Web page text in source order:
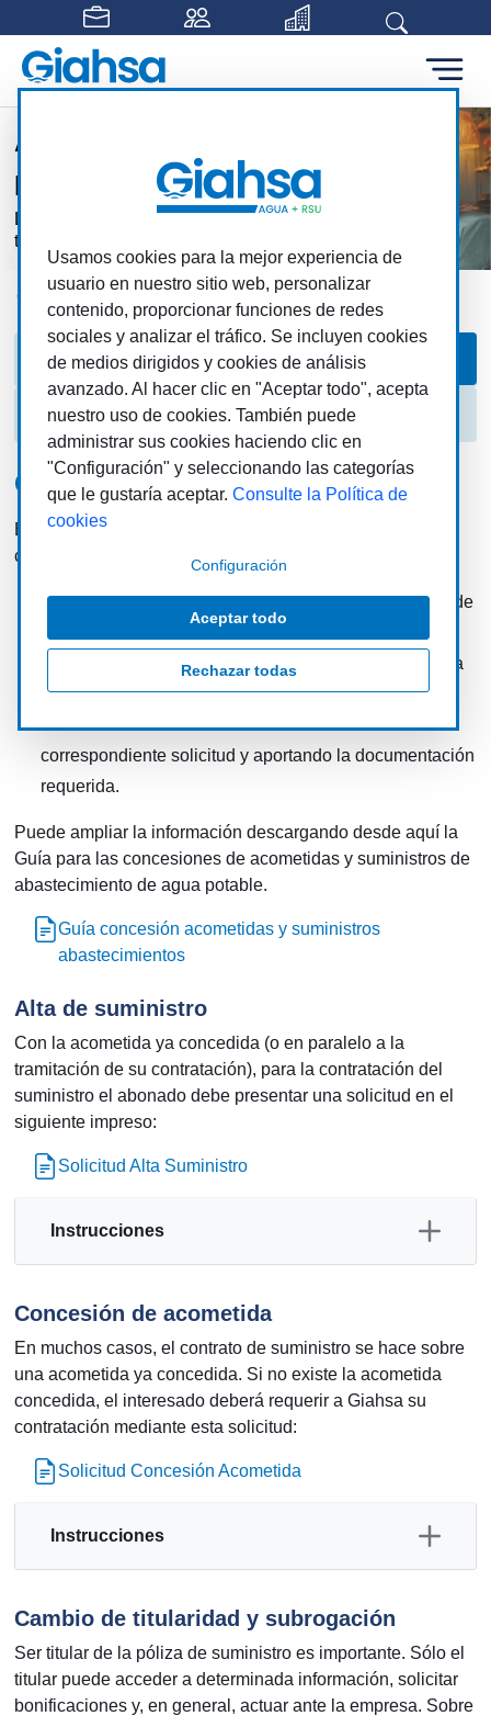
Saltar al contenido principal
Atención personalizada
para cada usuario
Los clientes, los usuarios, son el centro de
todas nuestras acciones
Giahsa Clientes Trámites Contratación
Trámites Contratación
Otras gestiones
Contratación
Básicamente, para contratar el servicio de aguas deben
cumplirse dos condiciones:
Que el inmueble a abastecer disponga de concesión de
acometida (se entiende por acometida el conjunto de
tuberías y otros elementos que conectan la red pública
con la red interior del inmueble).
Tramitar el contrato de suministro mediante la
correspondiente solicitud y aportando la documentación
requerida.
Puede ampliar la información descargando desde aquí la
Guía para las concesiones de acometidas y suministros de
abastecimiento de agua potable.
Guía concesión acometidas y suministros
abastecimientos
Alta de suministro
Con la acometida ya concedida (o en paralelo a la
tramitación de su contratación), para la contratación del
suministro el abonado debe presentar una solicitud en el
siguiente impreso:
Solicitud Alta Suministro
Instrucciones
Concesión de acometida
En muchos casos, el contrato de suministro se hace sobre
una acometida ya concedida. Si no existe la acometida
concedida, el interesado deberá requerir a Giahsa su
contratación mediante esta solicitud:
Solicitud Concesión Acometida
Instrucciones
Cambio de titularidad y subrogación
Ser titular de la póliza de suministro es importante. Sólo el
titular puede acceder a determinada información, solicitar
bonificaciones y, en general, actuar ante la empresa. Sobre
Usamos cookies para la mejor experiencia de
usuario en nuestro sitio web, personalizar
contenido, proporcionar funciones de redes
sociales y analizar el tráfico. Se incluyen cookies
de medios dirigidos y cookies de análisis
avanzado. Al hacer clic en "Aceptar todo", acepta
nuestro uso de cookies. También puede
administrar sus cookies haciendo clic en
"Configuración" y seleccionando las categorías
que le gustaría aceptar. Consulte la Política de
cookies
Configuración
Aceptar todo
Rechazar todas